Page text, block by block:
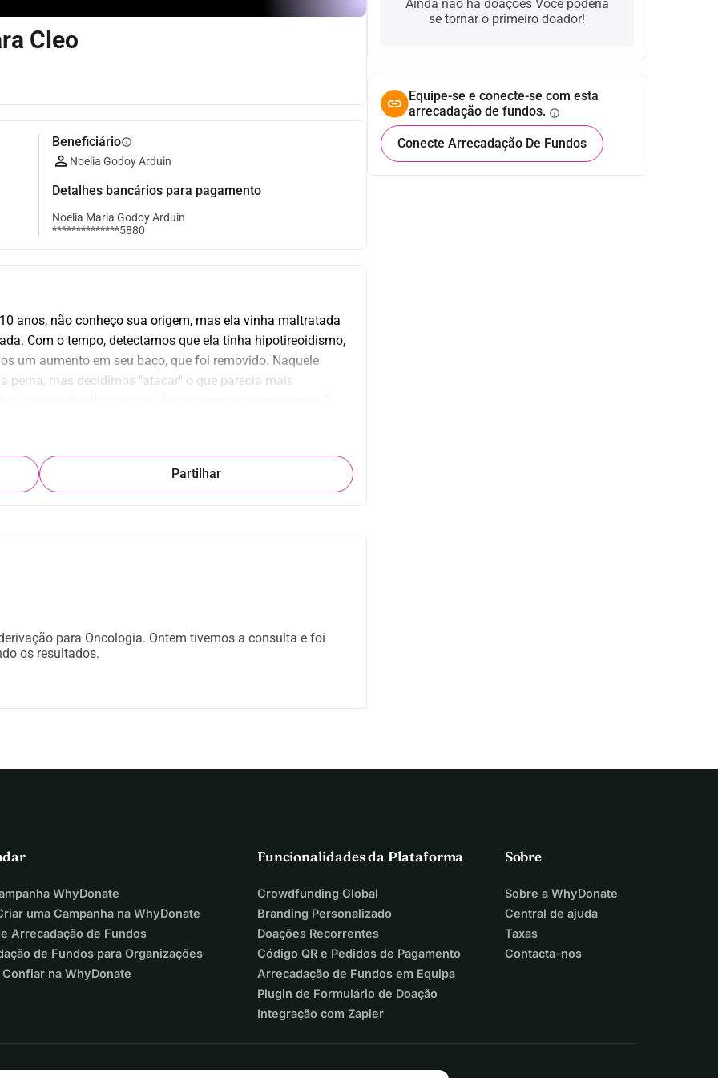
Cleo
Beneficiárioinfo
Noelia Godoy Arduin
Detalhes bancários para pagamento
Noelia Maria Godoy Arduin
**************5880
anos, não conheço sua origem, mas ela vinha maltratada
Com o tempo, detectamos que ela tinha hipotireoidismo,
um aumento em seu baço, que foi removido. Naquele
perna, mas decidimos "atacar" o que parecia mais
Hoje, recuperada, tem novas massinhas que estamos
episódio depressivo e depois perdi meu emprego, tem sido
autônoma tudo é mais difícil para custear esses
Partilhar
para Oncologia. Ontem tivemos a consulta e foi
os resultados.
Ainda não há doações Você poderia
se tornar o primeiro doador!
Equipe-se e conecte-se com esta
arrecadação de fundos. info
Conecte Arrecadação De Fundos
WhyDonate
uma Campanha na WhyDonate
Arrecadação de Fundos
de Fundos para Organizações
Confiar na WhyDonate
Funcionalidades da Plataforma
Crowdfunding Global
Branding Personalizado
Doações Recorrentes
Código QR e Pedidos de Pagamento
Arrecadação de Fundos em Equipa
Plugin de Formulário de Doação
Integração com Zapier
Sobre
Sobre a WhyDonate
Central de ajuda
Taxas
Contacta-nos